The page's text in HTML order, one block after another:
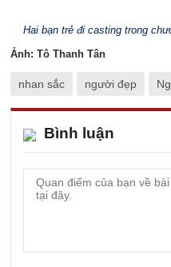
Hai bạn trẻ đi casting trong
Ảnh: Tô Thanh Tân
nhan sắc người đẹp
Bình luận